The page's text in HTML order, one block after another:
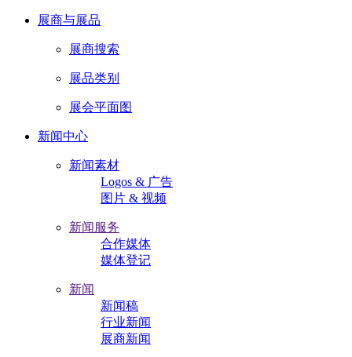
展商与展品
展商搜索
展品类别
展会平面图
新闻中心
新闻素材
Logos & 广告
图片 & 视频
新闻服务
合作媒体
媒体登记
新闻
新闻稿
行业新闻
展商新闻